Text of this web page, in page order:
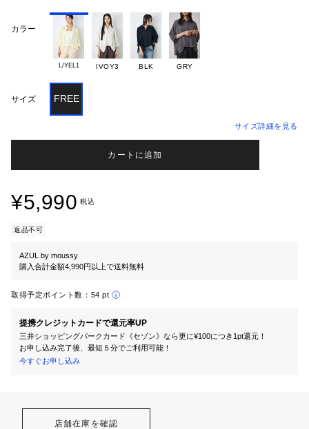
カラー
L/YEL1 IVOY3 BLK GRY
サイズ FREE
サイズ詳細を見る
カートに追加
¥5,990 税込
返品不可
AZUL by moussy
購入合計金額4,990円以上で送料無料
取得予定ポイント数： 54 pt
提携クレジットカードで還元率UP
三井ショッピングパークカード《セゾン》なら更に¥100につき1pt還元！
お申し込み完了後、最短５分でご利用可能！
今すぐお申し込み
店舗在庫を確認